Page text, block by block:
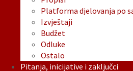
Platforma djelovanja po
Izvještaji
Budžet
Odluke
Ostalo
Pitanja, inicijative i zaključci